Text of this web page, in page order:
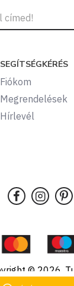
SEGÍTSÉGKÉRÉS
Fiókom
Megrendelések
Hírlevél
© 2026,